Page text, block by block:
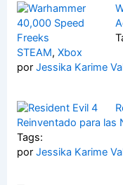
STEAM,Xbox
porJessika Karime
Reinventado para las
Tags:
porJessika Karime